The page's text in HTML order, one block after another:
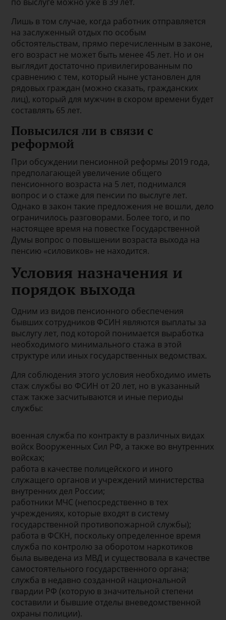
Лишь в том случае, когда работник отправляется
на заслуженный отдых по особым
обстоятельствам, прямо перечисленным в законе,
его возраст не может быть менее 45 лет. Но и он
выглядит достаточно привилегированным по
сравнению с тем, который ныне установлен для
рядовых граждан (можно сказать, гражданских
лиц), который для мужчин в скором времени будет
составлять 65 лет.
Повысился ли в связи с
реформой
При обсуждении пенсионной реформы 2019 года,
предполагающей увеличение общего
пенсионного возраста на 5 лет, поднимался
вопрос и о стаже для пенсии по выслуге лет.
Однако в закон такие предложения не вошли, дело
ограничилось разговорами. Более того, и по
настоящее время на повестке Государственной
Думы вопрос о повышении возраста выхода на
пенсию «силовиков» не находится.
Условия назначения и
порядок выхода
Одним из видов пенсионного обеспечения
бывших сотрудников ФСИН являются выплаты за
выслугу лет, под которой понимается выработка
необходимого минимального стажа в этой
структуре или иных государственных ведомствах.
Для соблюдения этого условия необходимо иметь
стаж службы во ФСИН от 20 лет, но в указанный
стаж также засчитываются и иные периоды
службы:
военная служба по контракту в различных видах
войск Вооруженных Сил РФ, а также во внутренних
войсках;
работа в качестве полицейского и иного
служащего органов и учреждений министерства
внутренних дел России;
работники МЧС (непосредственно в тех
учреждениях, которые входят в систему
государственной противопожарной службы);
работа в ФСКН, поскольку определенное время
служба по контролю за оборотом наркотиков
была выведена из МВД и существовала в качестве
самостоятельного государственного органа;
служба в недавно созданной национальной
гвардии РФ (которую в значительной степени
составили и бывшие отделы вневедомственной
охраны полиции).